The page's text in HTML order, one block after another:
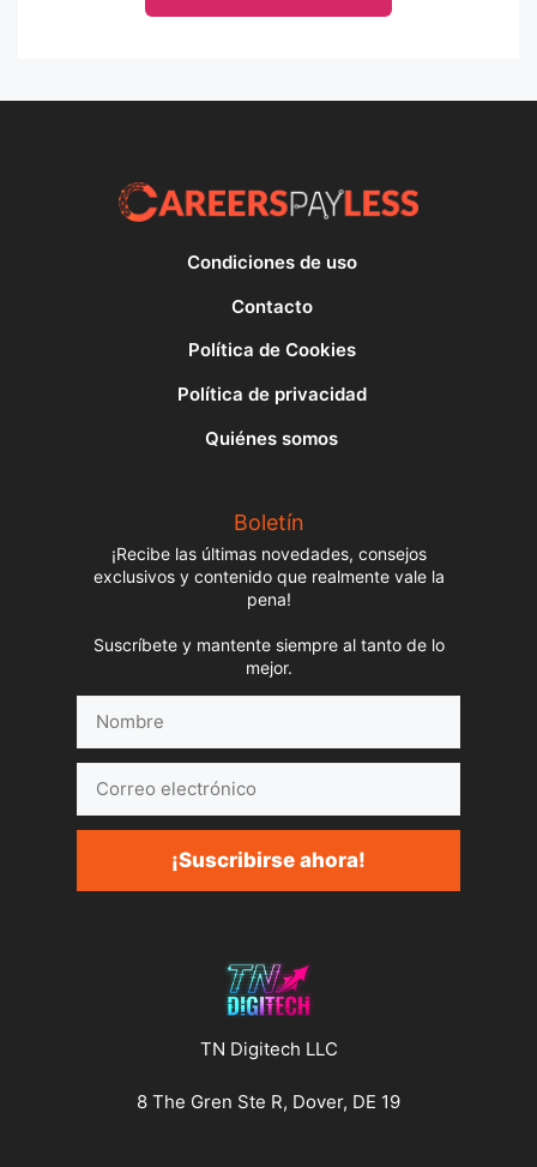
Condiciones de uso
Contacto
Política de Cookies
Política de privacidad
Quiénes somos
Boletín
¡Recibe las últimas novedades, consejos
exclusivos y contenido que realmente vale la
pena!
Suscríbete y mantente siempre al tanto de lo
mejor.
electrónico
¡Suscribirse ahora!
TN Digitech LLC
8 The Gren Ste R, Dover, DE 19